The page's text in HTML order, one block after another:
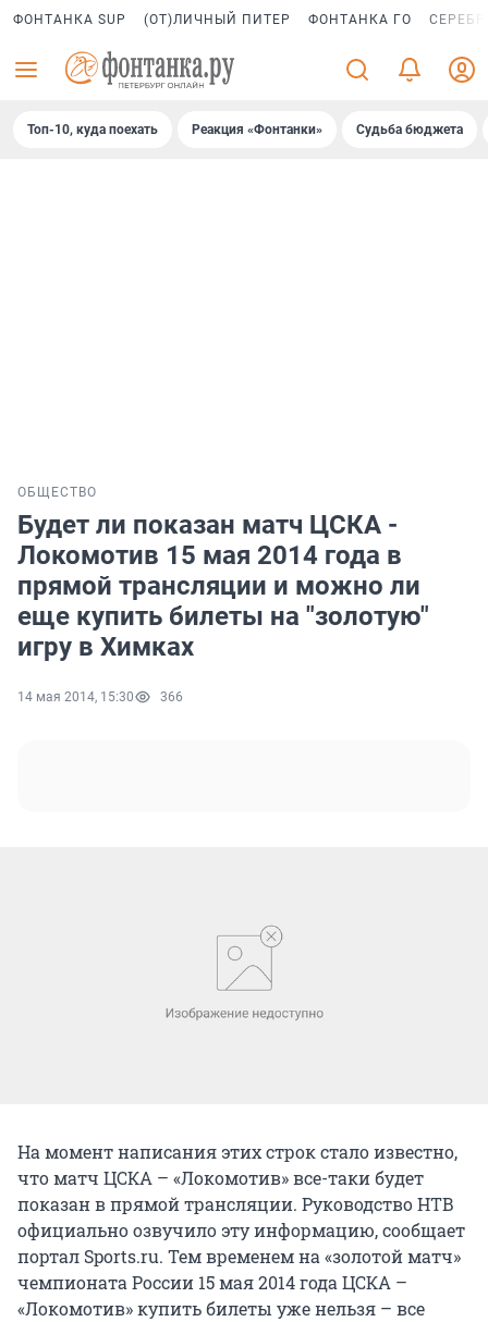
ФОНТАНКА SUP (ОТ)ЛИЧНЫЙ ПИТЕР ФОНТАНКА ГО
Топ-10, куда поехать Реакция «Фонтанки» Судьба бюджета
ОБЩЕСТВО
Будет ли показан матч ЦСКА -
Локомотив 15 мая 2014 года в
прямой трансляции и можно ли
еще купить билеты на "золотую"
игру в Химках
14 мая 2014, 15:30 366
На момент написания этих строк стало известно,
что матч ЦСКА – «Локомотив» все-таки будет
показан в прямой трансляции. Руководство НТВ
официально озвучило эту информацию, сообщает
портал Sports.ru. Тем временем на «золотой матч»
чемпионата России 15 мая 2014 года ЦСКА –
«Локомотив» купить билеты уже нельзя – все